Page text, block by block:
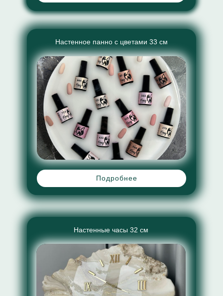
Настенное панно с цветами 33 см
Подробнее
Настенные часы 32 см